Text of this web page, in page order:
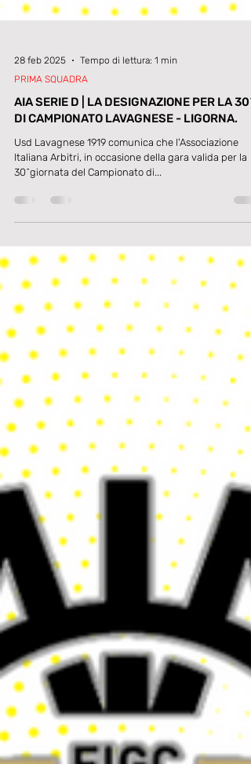
28 feb 2025
Tempo di lettura: 1 min
PRIMA SQUADRA
AIA SERIE D | LA DESIGNAZIONE PER LA 30^
DI CAMPIONATO LAVAGNESE - LIGORNA.
Usd Lavagnese 1919 comunica che l'Associazione
Italiana Arbitri, in occasione della gara valida per la
30^giornata del Campionato di...